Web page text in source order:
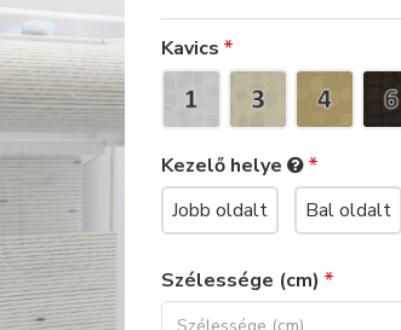
Kavics
Kezelő helye
Jobb oldalt
Bal oldalt
Szélessége (cm)